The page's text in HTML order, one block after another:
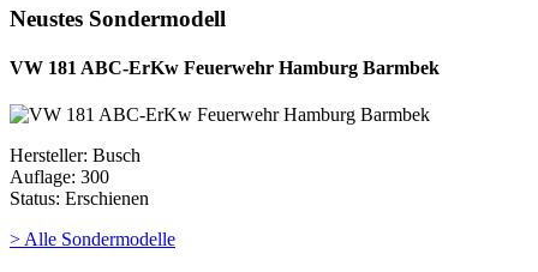
Neustes Sondermodell
VW 181 ABC-ErKw Feuerwehr Hamburg Barmbek
Hersteller: Busch
Auflage: 300
Status: Erschienen
> Alle Sondermodelle